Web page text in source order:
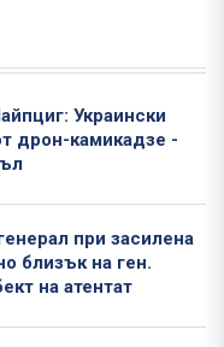
Украински
дрон-камикадзе -
при засилена
близък на ген.
на атентат